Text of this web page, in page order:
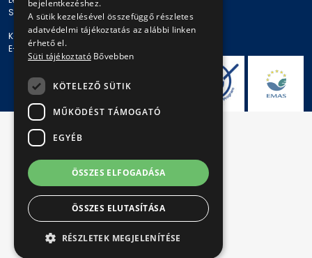
Székhely: 1980 Budapest, Akácfa u. 15.
Központi telefonszám: + 36 1 461-65-00
E-mail cím: bkv@bkv.hu
bejelentkezéshez.
A sütik kezelésével összefüggő részletes
adatvédelmi tájékoztatás az alábbi linken
érhető el.
Süti tájékoztató Bővebben
KÖTELEZŐ SÜTIK
MŰKÖDÉST TÁMOGATÓ
EGYÉB
ÖSSZES ELFOGADÁSA
ÖSSZES ELUTASÍTÁSA
RÉSZLETEK MEGJELENÍTÉSE